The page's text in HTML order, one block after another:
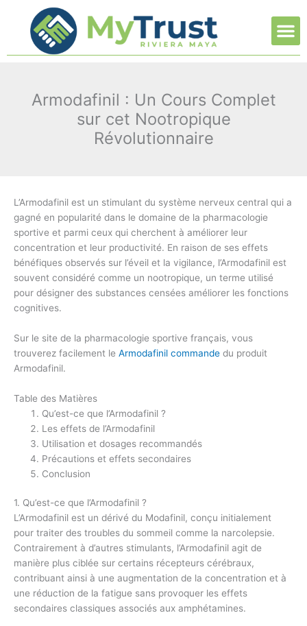
contenido
Armodafinil : Un Cours Complet
sur cet Nootropique
Révolutionnaire
L’Armodafinil est un stimulant du système nerveux central qui a
gagné en popularité dans le domaine de la pharmacologie
sportive et parmi ceux qui cherchent à améliorer leur
concentration et leur productivité. En raison de ses effets
bénéfiques observés sur l’éveil et la vigilance, l’Armodafinil est
souvent considéré comme un nootropique, un terme utilisé
pour désigner des substances censées améliorer les fonctions
cognitives.
Sur le site de la pharmacologie sportive français, vous
trouverez facilement le Armodafinil commande du produit
Armodafinil.
Table des Matières
Qu’est-ce que l’Armodafinil ?
Les effets de l’Armodafinil
Utilisation et dosages recommandés
Précautions et effets secondaires
Conclusion
1. Qu’est-ce que l’Armodafinil ?
L’Armodafinil est un dérivé du Modafinil, conçu initialement
pour traiter des troubles du sommeil comme la narcolepsie.
Contrairement à d’autres stimulants, l’Armodafinil agit de
manière plus ciblée sur certains récepteurs cérébraux,
contribuant ainsi à une augmentation de la concentration et à
une réduction de la fatigue sans provoquer les effets
secondaires classiques associés aux amphétamines.